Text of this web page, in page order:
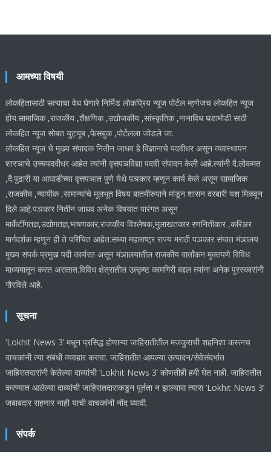
आमच्या विषयी
लोकहितासाठी सत्याचा वेध घेणारे निर्भिड लोकप्रिय न्यूज पोर्टल म्हणेजच लोकहित न्यूज
होय.सामाजिक ,राजकीय ,शैक्षणिक ,उद्योजकीय ,सांस्कृतिक ,नानाविध घडामोडी साठी
लोकहित न्यूज सोबत युट्यूब ,फेसबुक ,पोर्टलला जोडले जा.
लोकहित न्यूज चे मुख्य संपादक नितीन जाधव हे विज्ञानाचे पदवीधर असून व्यवस्थापन
शास्ञाचे उच्चपदवीधर आहेत त्यांनी वृत्तपञविद्या पदवी संपादन केली आहे.त्यांनी दै.लोकमत
,दै.पुढारी या आघाडीच्या वृत्तपञात पुणे येथे पञकार म्हणून कार्य केले असून सामाजिक
,राजकीय ,न्यायीक ,सामान्यांचे मूलभूत विषय बातमीरुपाने मांडून शासन दरबारी यश मिळवून
दिले आहे.पञकार नितीन जाधव अनेक विषयात पारंगत असून
मार्केटींगतज्ञ,उद्योगतज्ञ,भाषणकार,राजकीय विश्लेषक,मुलाखतकार रणनितीकार ,करिअर
मार्गदर्शक म्हणून ही ते परिचित आहेत.सध्या महाराष्ट्र राज्य मराठी पञकार संघात मंञालय
मुख्य संपर्क प्रमुख पदी कार्यरत असून मंञालयातील राजकीय वार्तांकन मुक्तपणे विविध
माध्यमातून करत असतात.विविध क्षेत्रातील उत्कृष्ट कामगिरी बद्दल त्यांना अनेक पुरस्कारांनी
गौरविले आहे.
सूचना
‘Lokhit News 3’ मधून प्रसिद्ध होणाऱ्या जाहिरातीतील मजकुराची शहनिशा करूनच
वाचकांनी त्या संबंधी व्यवहार करावा. जाहिरातीत आपल्या उत्पादन/सेवेसंदर्भात
जाहिरातदारांनी केलेल्या दाव्यांची ‘Lokhit News 3’ कोणतीही हमी घेत नाही. जाहिरातीत
करण्यात आलेल्या दाव्यांची जाहिरातदाराकडून पूर्तता न झाल्यास त्यास ‘Lokhit News 3’
जबाबदार राहणार नाही याची वाचकांनी नोंद घ्यावी.
संपर्क